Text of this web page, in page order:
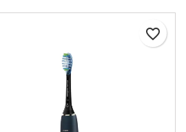
favorite_border